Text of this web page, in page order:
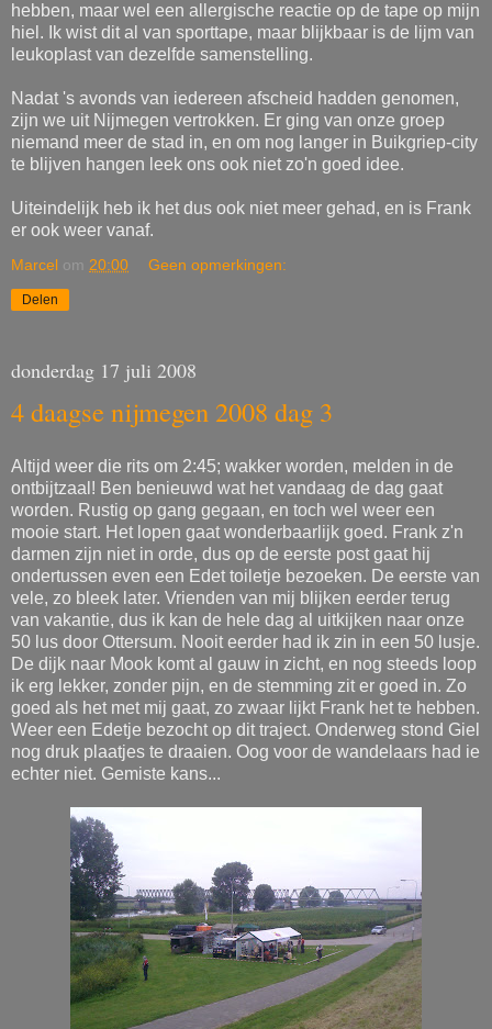
hebben, maar wel een allergische reactie op de tape op mijn
hiel. Ik wist dit al van sporttape, maar blijkbaar is de lijm van
leukoplast van dezelfde samenstelling.
Nadat 's avonds van iedereen afscheid hadden genomen,
zijn we uit Nijmegen vertrokken. Er ging van onze groep
niemand meer de stad in, en om nog langer in Buikgriep-city
te blijven hangen leek ons ook niet zo'n goed idee.
Uiteindelijk heb ik het dus ook niet meer gehad, en is Frank
er ook weer vanaf.
Marcel om 20:00 Geen opmerkingen:
Delen
donderdag 17 juli 2008
4 daagse nijmegen 2008 dag 3
Altijd weer die rits om 2:45; wakker worden, melden in de
ontbijtzaal! Ben benieuwd wat het vandaag de dag gaat
worden. Rustig op gang gegaan, en toch wel weer een
mooie start. Het lopen gaat wonderbaarlijk goed. Frank z'n
darmen zijn niet in orde, dus op de eerste post gaat hij
ondertussen even een Edet toiletje bezoeken. De eerste van
vele, zo bleek later. Vrienden van mij blijken eerder terug
van vakantie, dus ik kan de hele dag al uitkijken naar onze
50 lus door Ottersum. Nooit eerder had ik zin in een 50 lusje.
De dijk naar Mook komt al gauw in zicht, en nog steeds loop
ik erg lekker, zonder pijn, en de stemming zit er goed in. Zo
goed als het met mij gaat, zo zwaar lijkt Frank het te hebben.
Weer een Edetje bezocht op dit traject. Onderweg stond Giel
nog druk plaatjes te draaien. Oog voor de wandelaars had ie
echter niet. Gemiste kans...